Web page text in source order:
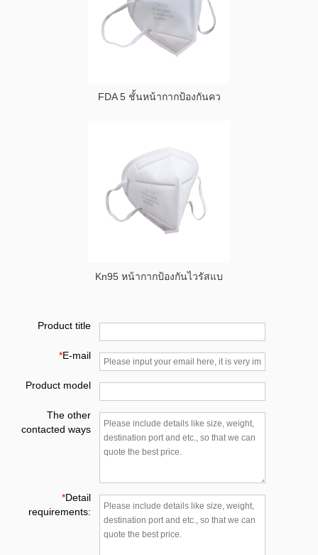
FDA 5 ชั้นหน้ากากป้องกันคว
Kn95 หน้ากากป้องกันไวรัสแบ
Product title
*E-mail
Product model
The other
contacted ways
*Detail
requirements: